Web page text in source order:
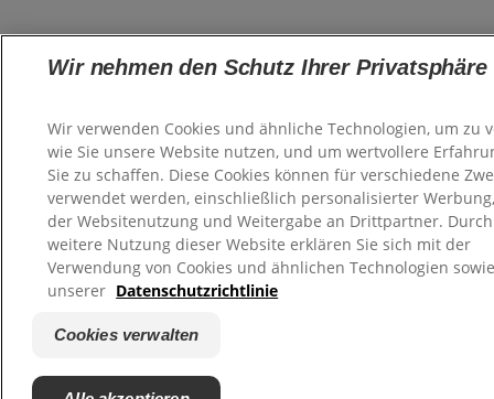
Wir nehmen den Schutz Ihrer Privatsphäre
Wir verwenden Cookies und ähnliche Technologien, um zu
wie Sie unsere Website nutzen, und um wertvollere
Sie zu schaffen. Diese Cookies können für verschiedene
verwendet werden, einschließlich personalisierter
der Websitenutzung und Weitergabe an Drittpartner.
weitere Nutzung dieser Website erklären Sie sich mit der
Verwendung von Cookies und ähnlichen Technologien
unserer Datenschutzrichtlinie
Cookies verwalten